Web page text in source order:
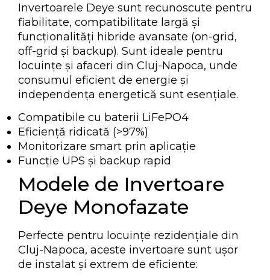
Invertoarele Deye sunt recunoscute pentru
fiabilitate, compatibilitate largă și
funcționalități hibride avansate (on-grid,
off-grid și backup). Sunt ideale pentru
locuințe și afaceri din Cluj-Napoca, unde
consumul eficient de energie și
independența energetică sunt esențiale.
Compatibile cu baterii LiFePO4
Eficiență ridicată (>97%)
Monitorizare smart prin aplicație
Funcție UPS și backup rapid
Modele de Invertoare
Deye Monofazate
Perfecte pentru locuințe rezidențiale din
Cluj-Napoca, aceste invertoare sunt ușor
de instalat și extrem de eficiente: